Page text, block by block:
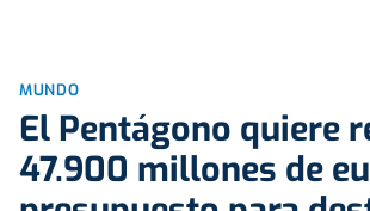
MUNDO
El Pentágono quiere
47.900 millones de